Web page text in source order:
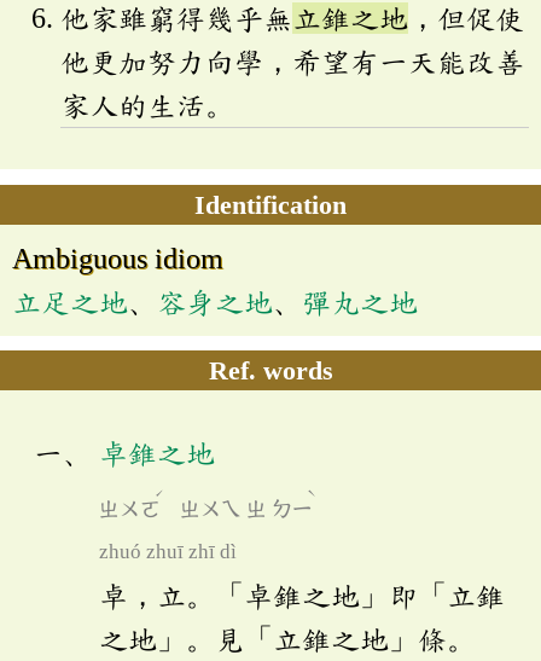
他家雖窮得幾乎無立錐之地 ，但促使
他更加努力向學，希望有一天能改善
家人的生活。
Identification
Ambiguous idiom
立足之地、 容身之地、 彈丸之地
Ref. words
卓錐之地
ㄓㄨㄛ
ˊ
ㄓㄨㄟ ㄓ ㄉㄧ
ˋ
zhuó zhuī zhī dì
卓，立。「卓錐之地」即「立錐
之地」。見「立錐之地」條。